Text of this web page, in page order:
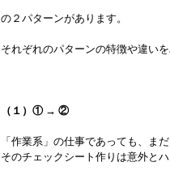
の２パターンがあります。
それぞれのパターンの特徴や違い
（１）① → ②
「作業系」の仕事であっても、ま
そのチェックシート作りは意外と